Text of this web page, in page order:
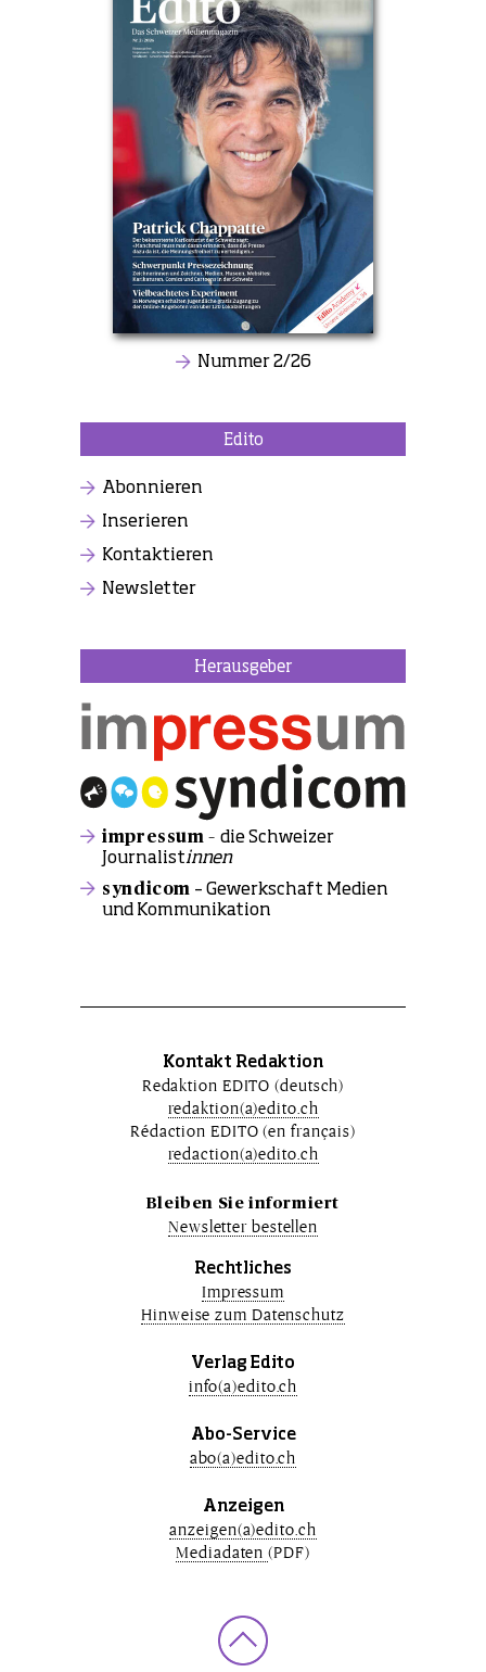
Nummer 2/26
Edito
Abonnieren
Inserieren
Kontaktieren
Newsletter
Herausgeber
impressum – die Schweizer
Journalistinnen
syndicom – Gewerkschaft Medien
und Kommunikation
Kontakt Redaktion
Redaktion EDITO (deutsch)
redaktion(a)edito.ch
Rédaction EDITO (en français)
redaction(a)edito.ch
Bleiben Sie informiert
Newsletter bestellen
Rechtliches
Impressum
Hinweise zum Datenschutz
Verlag Edito
info(a)edito.ch
Abo-Service
abo(a)edito.ch
Anzeigen
anzeigen(a)edito.ch
Mediadaten(PDF)